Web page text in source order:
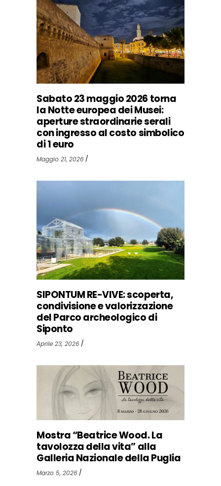
Sabato 23 maggio 2026 torna
la Notte europea dei Musei:
aperture straordinarie serali
con ingresso al costo simbolico
di 1 euro
Maggio 21, 2026
SIPONTUM RE-VIVE: scoperta,
condivisione e valorizzazione
del Parco archeologico di
Siponto
Aprile 23, 2026
Mostra “Beatrice Wood. La
tavolozza della vita” alla
Galleria Nazionale della Puglia
Marzo 5, 2026